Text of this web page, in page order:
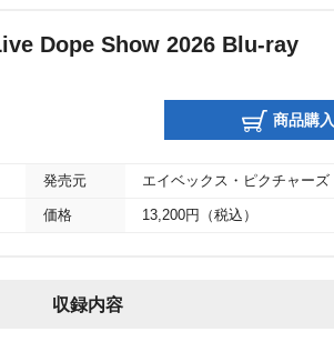
Dope Show 2026 Blu-ray
商品購入
発売元 エイベックス・ピクチャーズ
価格 13,200円（税込）
収録内容